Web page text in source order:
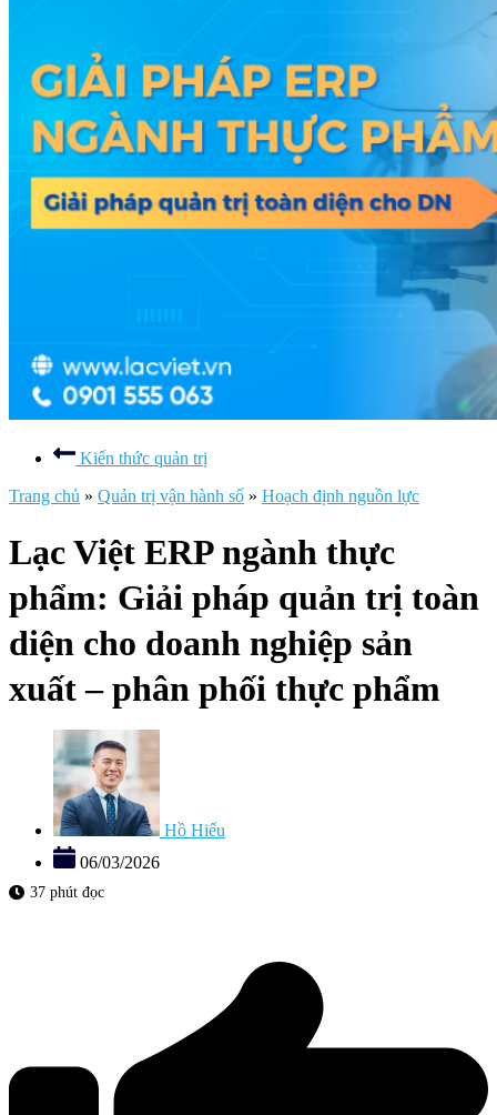
Kiến thức quản trị
Trang chủ » Quản trị vận hành số » Hoạch định nguồn lực
Lạc Việt ERP ngành thực
phẩm: Giải pháp quản trị toàn
diện cho doanh nghiệp sản
xuất – phân phối thực phẩm
Hồ Hiếu
06/03/2026
37 phút đọc